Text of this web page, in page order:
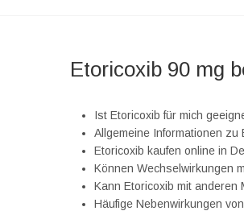
Etoricoxib 90 mg
Ist Etoricoxib für mich
Allgemeine Informationen zu
Etoricoxib kaufen online in
Können Wechselwirkungen
Kann Etoricoxib mit anderen
Häufige Nebenwirkungen